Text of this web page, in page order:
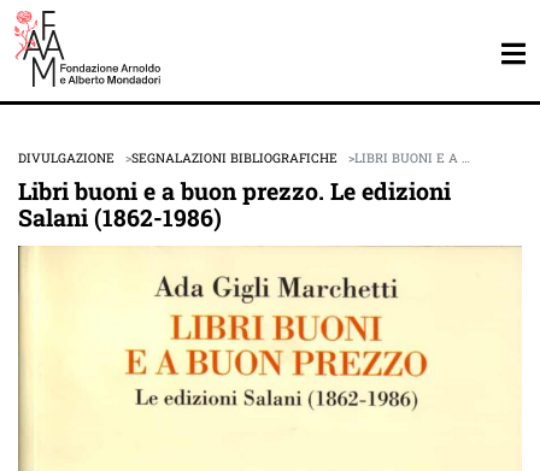
DIVULGAZIONE SEGNALAZIONI BIBLIOGRAFICHE LIBRI BUONI E A …
Libri buoni e a buon prezzo. Le edizioni
Salani (1862-1986)